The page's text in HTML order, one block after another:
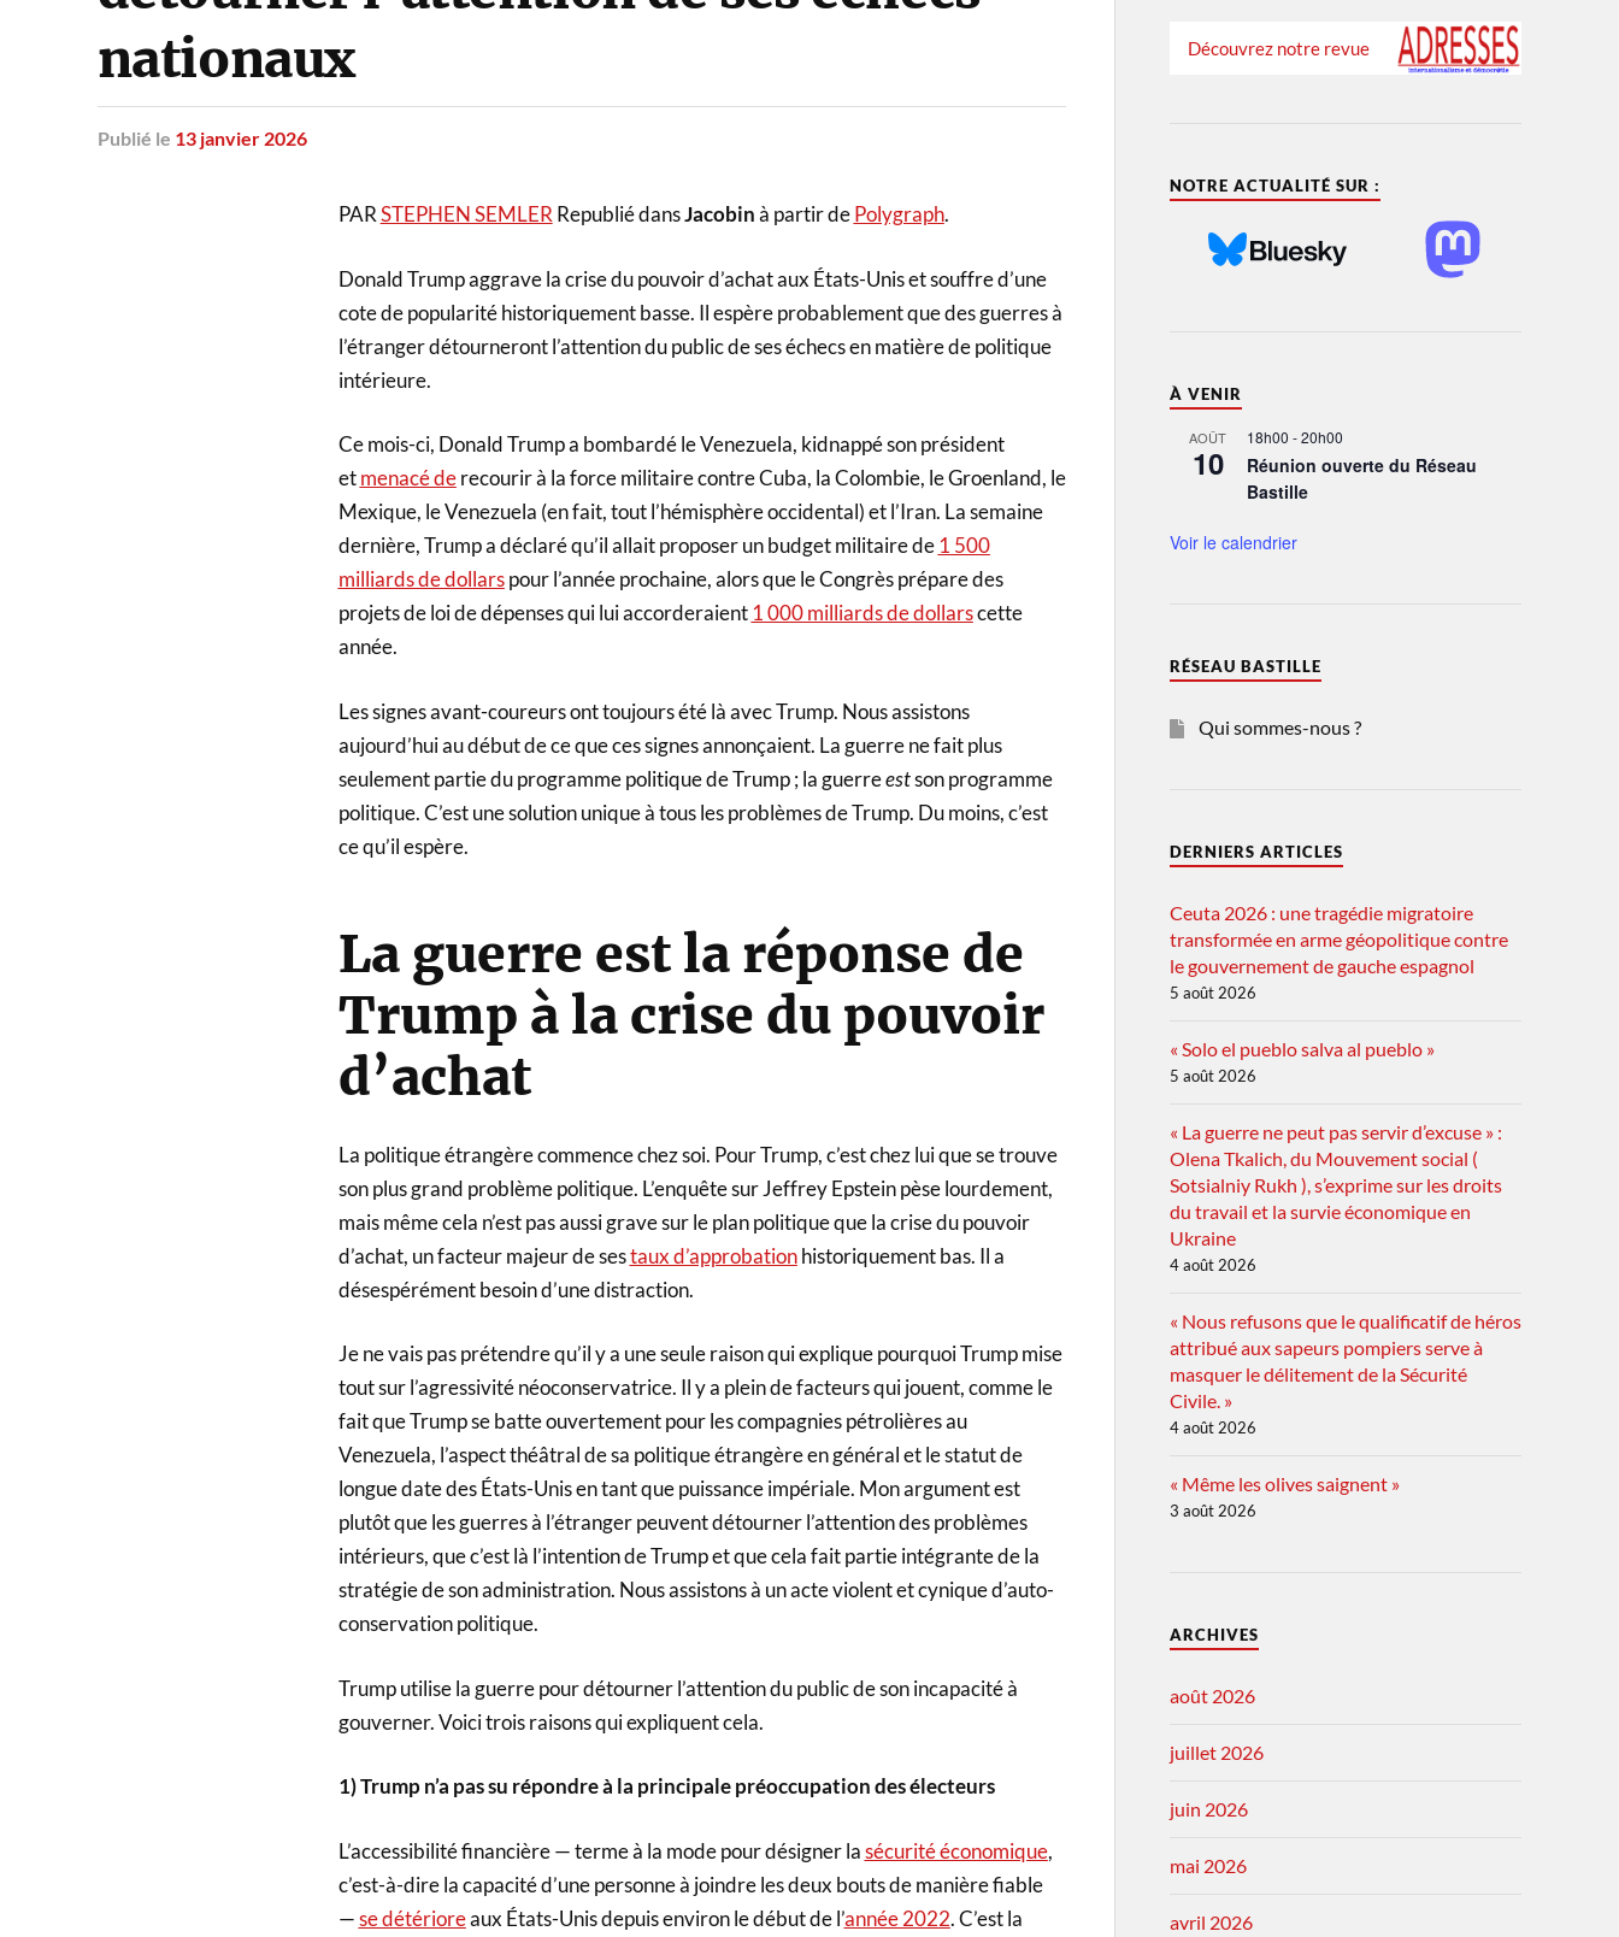
nationaux
Publié le 13 janvier 2026
PARSTEPHEN SEMLERRepublié dansJacobinà partir dePolygraph.
Donald Trump aggrave la crise du pouvoir d’achat aux États-Unis et souffre d’une
cote de popularité historiquement basse. Il espère probablement que des guerres à
l’étranger détourneront l’attention du public de ses échecs en matière de politique
intérieure.
Ce mois-ci, Donald Trump a bombardé le Venezuela, kidnappé son président
etmenacé derecourir à la force militaire contre Cuba, la Colombie, le Groenland, le
Mexique, le Venezuela (en fait, tout l’hémisphère occidental) et l’Iran. La semaine
dernière, Trump a déclaré qu’il allait proposer un budget militaire de 1 500
milliards de dollarspour l’année prochaine, alors que le Congrès prépare des
projets de loi de dépenses qui lui accorderaient 1 000 milliards de dollarscette
année.
Les signes avant-coureurs ont toujours été là avec Trump. Nous assistons
aujourd’hui au début de ce que ces signes annonçaient. La guerre ne fait plus
seulement partie du programme politique de Trump ; la guerreestson programme
politique. C’est une solution unique à tous les problèmes de Trump. Du moins, c’est
ce qu’il espère.
La guerre est la réponse de
Trump à la crise du pouvoir
d’achat
La politique étrangère commence chez soi. Pour Trump, c’est chez lui que se trouve
son plus grand problème politique. L’enquête sur Jeffrey Epstein pèse lourdement,
mais même cela n’est pas aussi grave sur le plan politique que la crise du pouvoir
d’achat, un facteur majeur de sestaux d’approbationhistoriquement bas. Il a
désespérément besoin d’une distraction.
Je ne vais pas prétendre qu’il y a une seule raison qui explique pourquoi Trump mise
tout sur l’agressivité néoconservatrice. Il y a plein de facteurs qui jouent, comme le
fait que Trump se batte ouvertement pour les compagnies pétrolières au
Venezuela, l’aspect théâtral de sa politique étrangère en général et le statut de
longue date des États-Unis en tant que puissance impériale. Mon argument est
plutôt que les guerres à l’étranger peuvent détourner l’attention des problèmes
intérieurs, que c’est là l’intention de Trump et que cela fait partie intégrante de la
stratégie de son administration. Nous assistons à un acte violent et cynique d’auto-
conservation politique.
Trump utilise la guerre pour détourner l’attention du public de son incapacité à
gouverner. Voici trois raisons qui expliquent cela.
1) Trump n’a pas su répondre à la principale préoccupation des électeurs
L’accessibilité financière — terme à la mode pour désigner lasécurité économique,
c’est-à-dire la capacité d’une personne à joindre les deux bouts de manière fiable
—se détérioreaux États-Unis depuis environ le début de l’année 2022. C’est la
Découvrez notre revue
NOTRE ACTUALITÉ SUR :
À VENIR
AOÛT
10
18h00 -20h00
Réunion ouverte du Réseau
Bastille
Voir le calendrier
RÉSEAU BASTILLE
Qui sommes-nous ?
DERNIERS ARTICLES
Ceuta 2026 : une tragédie migratoire
transformée en arme géopolitique contre
le gouvernement de gauche espagnol
5 août 2026
« Solo el pueblo salva al pueblo »
5 août 2026
« La guerre ne peut pas servir d’excuse » :
Olena Tkalich, du Mouvement social (
Sotsialniy Rukh ), s’exprime sur les droits
du travail et la survie économique en
Ukraine
4 août 2026
« Nous refusons que le qualificatif de héros
attribué aux sapeurs pompiers serve à
masquer le délitement de la Sécurité
Civile. »
4 août 2026
« Même les olives saignent »
3 août 2026
ARCHIVES
août 2026
juillet 2026
juin 2026
mai 2026
avril 2026